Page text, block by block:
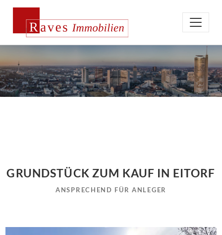
GRUNDSTÜCK ZUM KAUF IN EITORF
ANSPRECHEND FÜR ANLEGER